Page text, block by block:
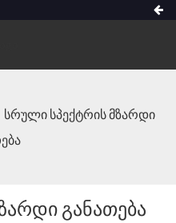
ᲡᲠᲣᲚᲘ ᲡᲞᲔᲥᲢᲠᲘᲡ ᲛᲖᲐᲠᲓᲘ
ᲒᲐᲜᲐᲗᲔᲑᲐ